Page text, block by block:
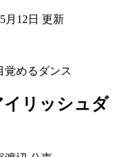
月12日 更新
覚めるダンス
リッシュダ